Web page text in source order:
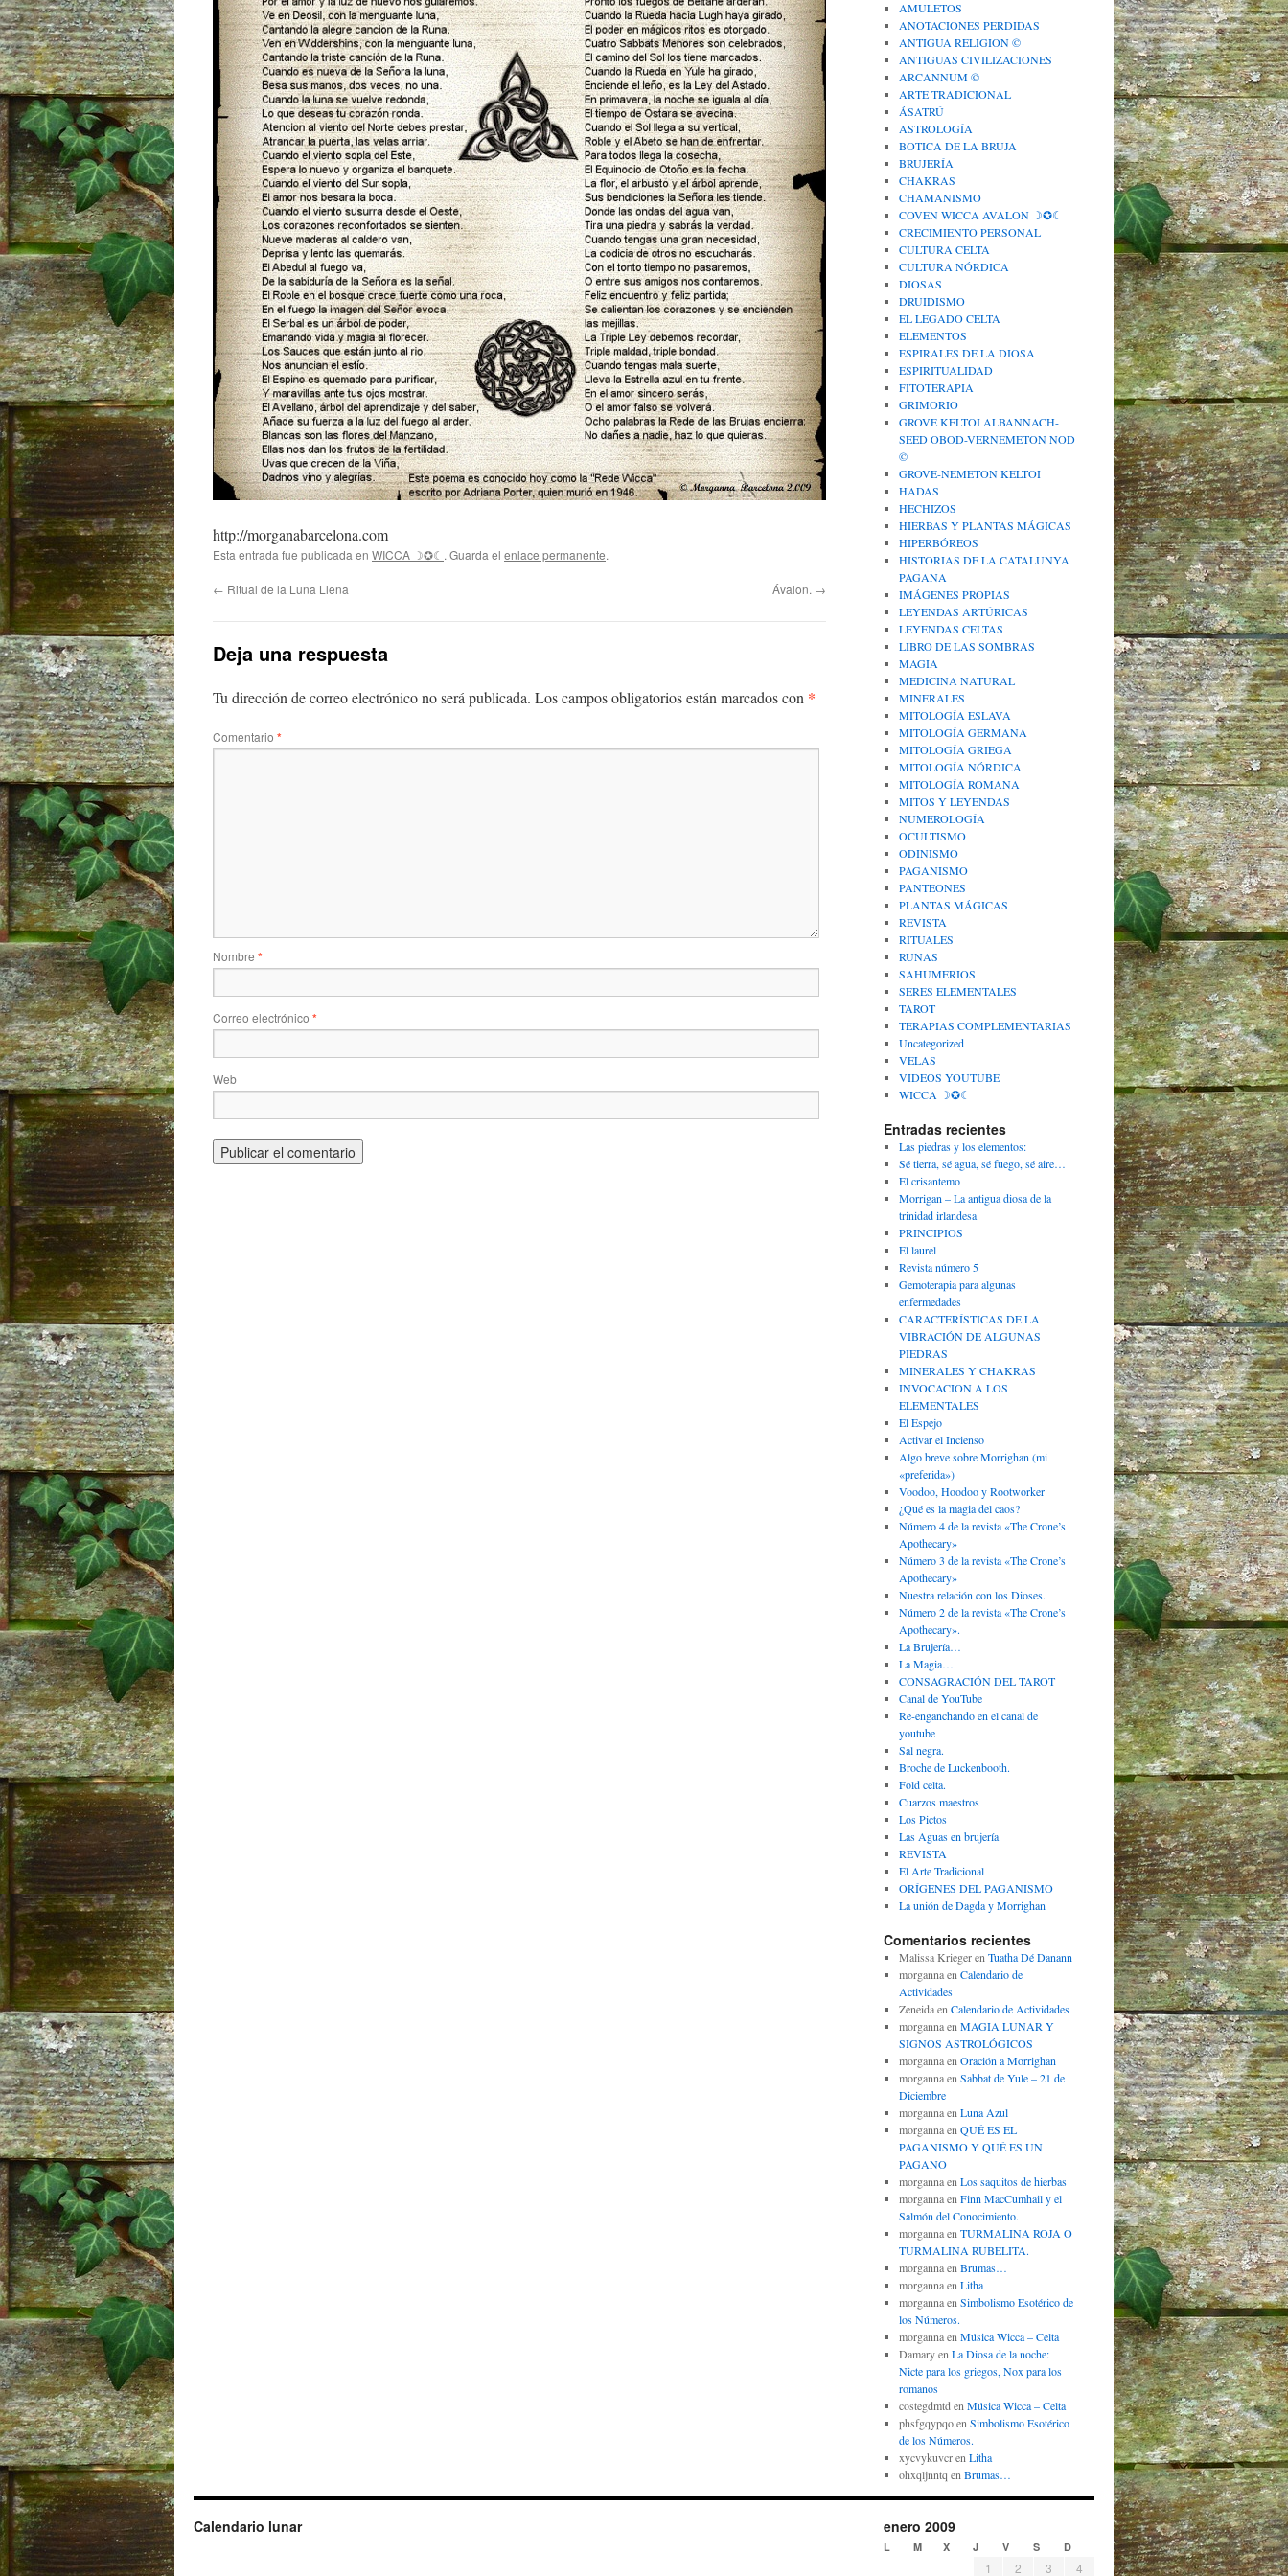
http://morganabarcelona.com
Esta entrada fue publicada en WICCA ☽✪☾ . Guarda el enlace permanente.
← Ritual de la Luna Llena Ávalon. →
Deja una respuesta
Tu dirección de correo electrónico no será publicada. Los campos obligatorios están marcados con *
Comentario *
Nombre *
Correo electrónico *
Web
AMULETOS
ANOTACIONES PERDIDAS
ANTIGUA RELIGION ©
ANTIGUAS CIVILIZACIONES
ARCANNUM ©
ARTE TRADICIONAL
ÁSATRÚ
ASTROLOGÍA
BOTICA DE LA BRUJA
BRUJERÍA
CHAKRAS
CHAMANISMO
COVEN WICCA AVALON ☽✪☾
CRECIMIENTO PERSONAL
CULTURA CELTA
CULTURA NÓRDICA
DIOSAS
DRUIDISMO
EL LEGADO CELTA
ELEMENTOS
ESPIRALES DE LA DIOSA
ESPIRITUALIDAD
FITOTERAPIA
GRIMORIO
GROVE KELTOI ALBANNACH-
SEED OBOD-VERNEMETON NOD
©
GROVE-NEMETON KELTOI
HADAS
HECHIZOS
HIERBAS Y PLANTAS MÁGICAS
HIPERBÓREOS
HISTORIAS DE LA CATALUNYA
PAGANA
IMÁGENES PROPIAS
LEYENDAS ARTÚRICAS
LEYENDAS CELTAS
LIBRO DE LAS SOMBRAS
MAGIA
MEDICINA NATURAL
MINERALES
MITOLOGÍA ESLAVA
MITOLOGÍA GERMANA
MITOLOGÍA GRIEGA
MITOLOGÍA NÓRDICA
MITOLOGÍA ROMANA
MITOS Y LEYENDAS
NUMEROLOGÍA
OCULTISMO
ODINISMO
PAGANISMO
PANTEONES
PLANTAS MÁGICAS
REVISTA
RITUALES
RUNAS
SAHUMERIOS
SERES ELEMENTALES
TAROT
TERAPIAS COMPLEMENTARIAS
Uncategorized
VELAS
VIDEOS YOUTUBE
WICCA ☽✪☾
Entradas recientes
Las piedras y los elementos:
Sé tierra, sé agua, sé fuego, sé aire…
El crisantemo
Morrigan – La antigua diosa de la
trinidad irlandesa
PRINCIPIOS
El laurel
Revista número 5
Gemoterapia para algunas
enfermedades
CARACTERÍSTICAS DE LA
VIBRACIÓN DE ALGUNAS
PIEDRAS
MINERALES Y CHAKRAS
INVOCACION A LOS
ELEMENTALES
El Espejo
Activar el Incienso
Algo breve sobre Morrighan (mi
«preferida»)
Voodoo, Hoodoo y Rootworker
¿Qué es la magia del caos?
Número 4 de la revista «The Crone’s
Apothecary»
Número 3 de la revista «The Crone’s
Apothecary»
Nuestra relación con los Dioses.
Número 2 de la revista «The Crone’s
Apothecary».
La Brujería…
La Magia…
CONSAGRACIÓN DEL TAROT
Canal de YouTube
Re-enganchando en el canal de
youtube
Sal negra.
Broche de Luckenbooth.
Fold celta.
Cuarzos maestros
Los Pictos
Las Aguas en brujería
REVISTA
El Arte Tradicional
ORÍGENES DEL PAGANISMO
La unión de Dagda y Morrighan
Comentarios recientes
Malissa Kriegeren Tuatha Dé Danann
morgannaen Calendario de
Actividades
Zeneidaen Calendario de Actividades
morgannaen MAGIA LUNAR Y
SIGNOS ASTROLÓGICOS
morgannaen Oración a Morrighan
morgannaen Sabbat de Yule – 21 de
Diciembre
morgannaen Luna Azul
morgannaen QUÉ ES EL
PAGANISMO Y QUÉ ES UN
PAGANO
morgannaen Los saquitos de hierbas
morgannaen Finn MacCumhail y el
Salmón del Conocimiento.
morgannaen TURMALINA ROJA O
TURMALINA RUBELITA.
morgannaen Brumas…
morgannaen Litha
morgannaen Simbolismo Esotérico de
los Números.
morgannaen Música Wicca – Celta
Damaryen La Diosa de la noche:
Nicte para los griegos, Nox para los
romanos
costegdmtd en Música Wicca – Celta
phsfgqypqoen Simbolismo Esotérico
de los Números.
xycvykuvcren Litha
ohxqljnntq en Brumas…
Calendario lunar enero 2009
L M X J V S D
1 2 3 4